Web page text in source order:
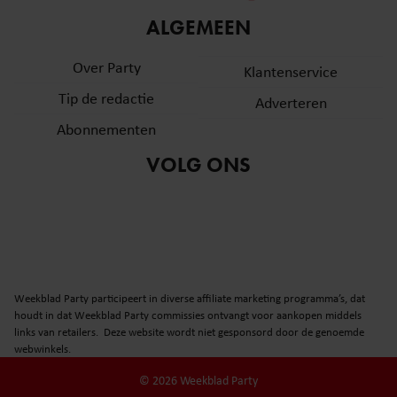
partners voor social media, adverteren en analyse. Deze
informatie die u aan ze heeft verstrekt of die ze hebben
verzameld op basis van uw gebruik van hun services. U
gebruiken.
ALGEMEEN
Over Party
Tip de redactie
Abonnementen
Klantenservice
Adverteren
VOLG ONS
Weekblad Party participeert in diverse affiliate marketing programma’s, dat
houdt in dat Weekblad Party commissies ontvangt voor aankopen middels
links van retailers. Deze website wordt niet gesponsord door de genoemde
webwinkels.
© 2026 Weekblad Party